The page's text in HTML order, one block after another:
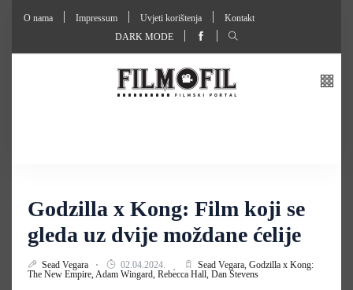
O nama Impressum Uvjeti korištenja
Kontakt
DARK MODE
Godzilla x Kong: Film koji se
gleda uz dvije moždane ćelije
Sead Vegara 02.04.2024. Sead Vegara, Godzilla x Kong:
The New Empire,Adam Wingard, Rebecca Hall, Dan Stevens